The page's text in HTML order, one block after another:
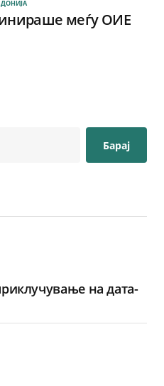
меѓу ОИЕ
Барај
на дата-